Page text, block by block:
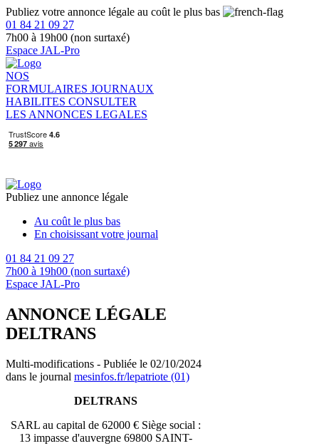
Publiez votre annonce légale au coût le plus bas
01 84 21 09 27
7h00 à 19h00 (non surtaxé)
Espace JAL-Pro
NOS
FORMULAIRES JOURNAUX
HABILITES CONSULTER
LES ANNONCES LEGALES
Publiez une annonce légale
Au coût le plus bas
En choisissant votre journal
01 84 21 09 27
7h00 à 19h00 (non surtaxé)
Espace JAL-Pro
ANNONCE LÉGALE
DELTRANS
Multi-modifications - Publiée le 02/10/2024
dans le journal mesinfos.fr/lepatriote (01)
DELTRANS
SARL au capital de 62000 € Siège social :
13 impasse d'auvergne 69800 SAINT-